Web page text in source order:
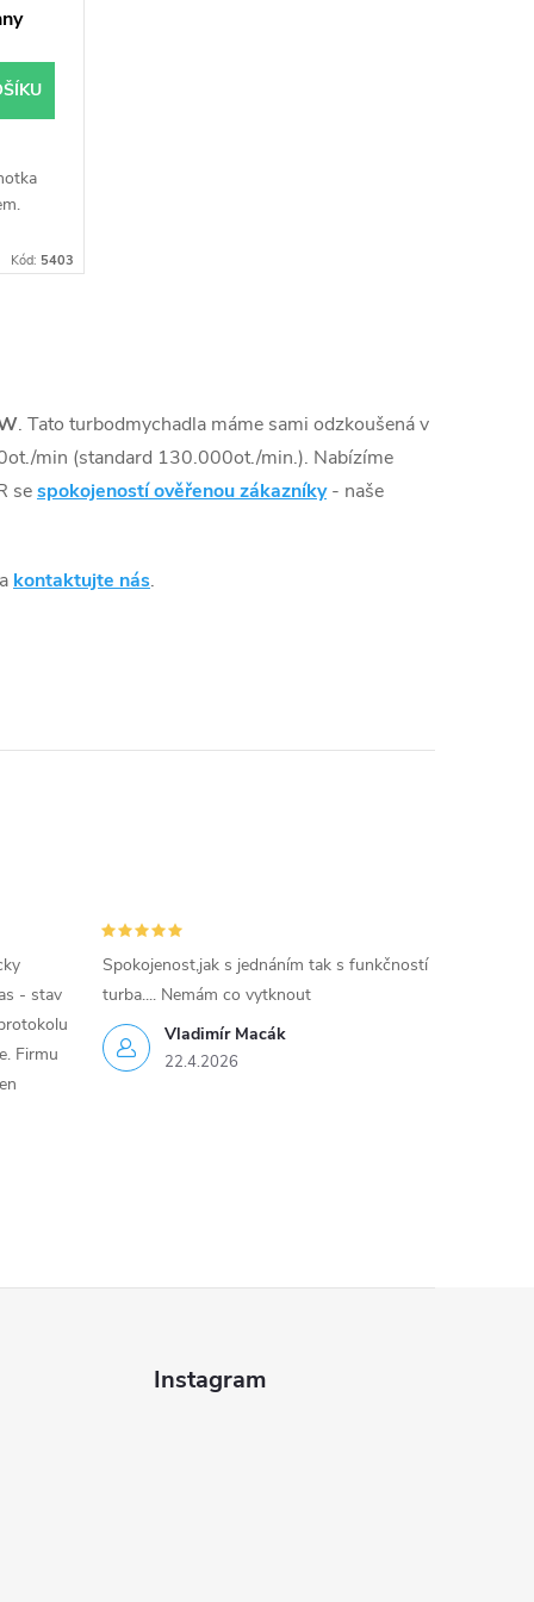
Kód: 5403
. Tato turbodmychadla máme sami odzkoušená v
min (standard 130.000ot./min.). Nabízíme
sespokojeností ověřenou zákazníky- naše
kontaktujte nás.
- stav
Firmu
Vladimír Macák
22.4.2026
Spokojenost,jak s jednáním tak s funkčností
turba.... Nemám co vytknout
Instagram